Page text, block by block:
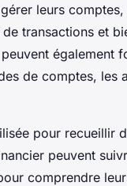
leurs
transactions et
également
de comptes, les
pour recueillir
peuvent
comprendre